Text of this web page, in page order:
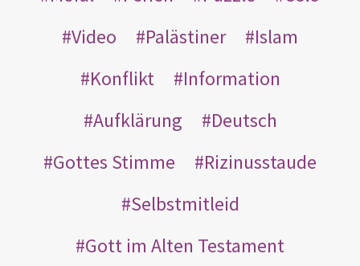
Video
Palästiner
Islam
Konflikt
Information
Aufklärung
Deutsch
Gottes Stimme
Rizinusstaude
Selbstmitleid
Gott im Alten Testament